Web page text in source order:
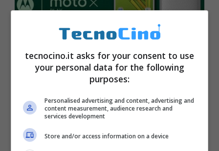
Moto X Play in aggiornamento a
Android 7.1.1 Nougat
tecnocino.it asks for your consent to use
your personal data for the following
purposes:
Personalised advertising and content, advertising and
content measurement, audience research and
services development
Store and/or access information on a device